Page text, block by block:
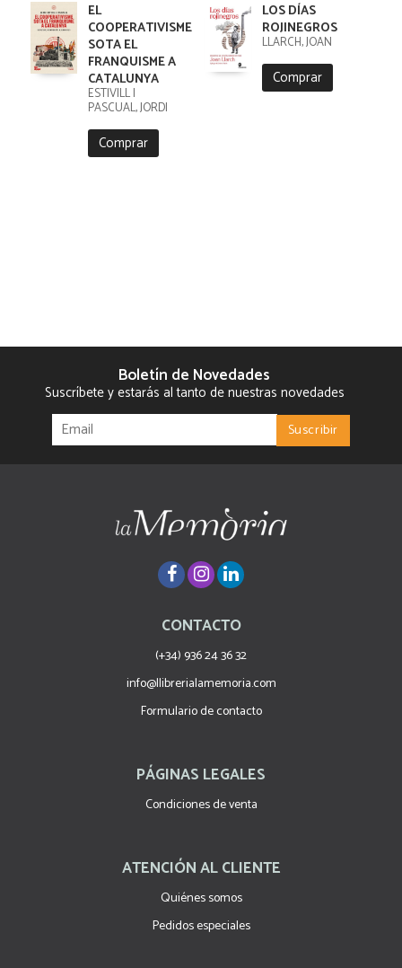
EL
COOPERATIVISME
SOTA EL
FRANQUISME A
CATALUNYA
ESTIVILL I
PASCUAL, JORDI
Comprar
LOS DÍAS
ROJINEGROS
LLARCH, JOAN
Comprar
Boletín de Novedades
Suscríbete y estarás al tanto de nuestras novedades
CONTACTO
(+34) 936 24 36 32
info@llibrerialamemoria.com
Formulario de contacto
PÁGINAS LEGALES
Condiciones de venta
ATENCIÓN AL CLIENTE
Quiénes somos
Pedidos especiales